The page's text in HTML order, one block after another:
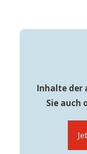
Inhalte der
Sie auch